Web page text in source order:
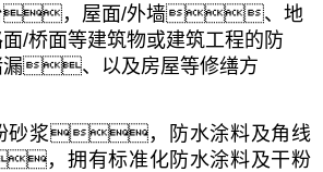
台，屋面/外墙、地
面等建筑物或建筑工程的防
、以及房屋等修缮方
砂浆，防水涂料及角线
，拥有标准化防水涂料及干粉